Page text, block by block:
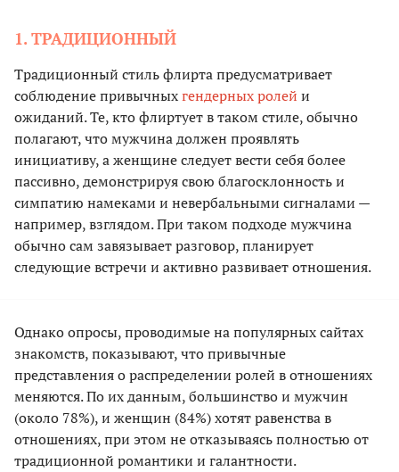
1. ТРАДИЦИОННЫЙ
Традиционный стиль флирта предусматривает
соблюдение привычныхгендерных ролей и
ожиданий. Те, кто флиртует в таком стиле, обычно
полагают, что мужчина должен проявлять
инициативу, а женщине следует вести себя более
пассивно, демонстрируя свою благосклонность и
симпатию намеками и невербальными сигналами —
например, взглядом. При таком подходе мужчина
обычно сам завязывает разговор, планирует
следующие встречи и активно развивает отношения.
Однако опросы, проводимые на популярных сайтах
знакомств, показывают, что привычные
представления о распределении ролей в отношениях
меняются. По их данным, большинство и мужчин
(около 78%), и женщин (84%) хотят равенства в
отношениях, при этом не отказываясь полностью от
традиционной романтики и галантности.